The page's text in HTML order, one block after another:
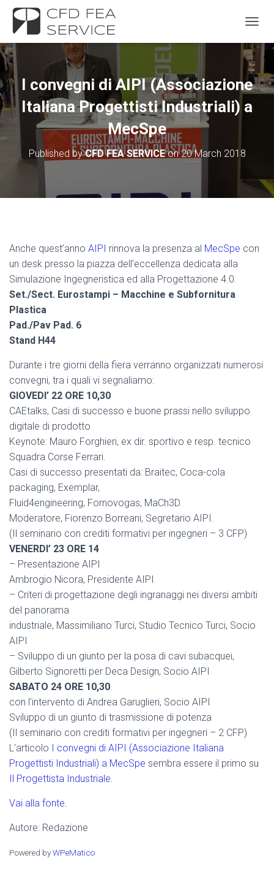
I convegni di AIPI (Associazione
Italiana Progettisti Industriali) a
MecSpe
Published byCFD FEA SERVICEon20 March 2018
Anche quest’anno AIPI rinnova la presenza al MecSpe con
un desk presso la piazza dell’eccellenza dedicata alla
Simulazione Ingegneristica ed alla Progettazione 4.0.
Set./Sect. Eurostampi – Macchine e Subfornitura
Plastica
Pad./Pav Pad. 6
Stand H44
Durante i tre giorni della fiera verranno organizzati numerosi
convegni, tra i quali vi segnaliamo:
GIOVEDI’ 22 ORE 10,30
CAEtalks, Casi di successo e buone prassi nello sviluppo
digitale di prodotto
Keynote: Mauro Forghieri, ex dir. sportivo e resp. tecnico
Squadra Corse Ferrari.
Casi di successo presentati da: Braitec, Coca-cola
packaging, Exemplar,
Fluid4engineering, Fornovogas, MaCh3D.
Moderatore, Fiorenzo Borreani, Segretario AIPI.
(Il seminario con crediti formativi per ingegneri – 3 CFP)
VENERDI’ 23 ORE 14
– Presentazione AIPI
Ambrogio Nicora, Presidente AIPI
– Criteri di progettazione degli ingranaggi nei diversi ambiti
del panorama
industriale, Massimiliano Turci, Studio Tecnico Turci, Socio
AIPI
– Sviluppo di un giunto per la posa di cavi subacquei,
Gilberto Signoretti per Deca Design, Socio AIPI
SABATO 24 ORE 10,30
con l’intervento di Andrea Garuglieri, Socio AIPI
Sviluppo di un giunto di trasmissione di potenza
(Il seminario con crediti formativi per ingegneri – 2 CFP)
L’articolo I convegni di AIPI (Associazione Italiana
Progettisti Industriali) a MecSpe sembra essere il primo su
Il Progettista Industriale.
Vai alla fonte.
Autore: Redazione
Powered byWPeMatico